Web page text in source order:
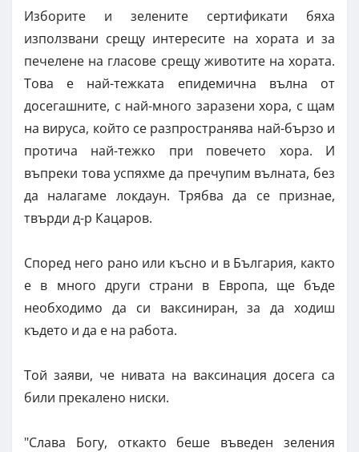
Изборите и зелените сертификати бяха
използвани срещу интересите на хората и за
печелене на гласове срещу животите на хората.
Това е най-тежката епидемична вълна от
досегашните, с най-много заразени хора, с щам
на вируса, който се разпространява най-бързо и
протича най-тежко при повечето хора. И
въпреки това успяхме да пречупим вълната, без
да налагаме локдаун. Трябва да се признае,
твърди д-р Кацаров.
Според него рано или късно и в България, както
е в много други страни в Европа, ще бъде
необходимо да си ваксиниран, за да ходиш
където и да е на работа.
Той заяви, че нивата на ваксинация досега са
били прекалено ниски.
"Слава Богу, откакто беше въведен зеления